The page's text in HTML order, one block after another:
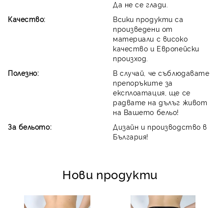
Да не се глади.
Качество:
Всики продукти са
произведени от
материали с високо
качество и Европейски
произход.
Полезно:
В случай, че съблюдавате
препоръките за
експлоатация, ще се
радвате на дълъг живот
на Вашето бельо!
За бельото:
Дизайн и производство в
България!
Нови продукти